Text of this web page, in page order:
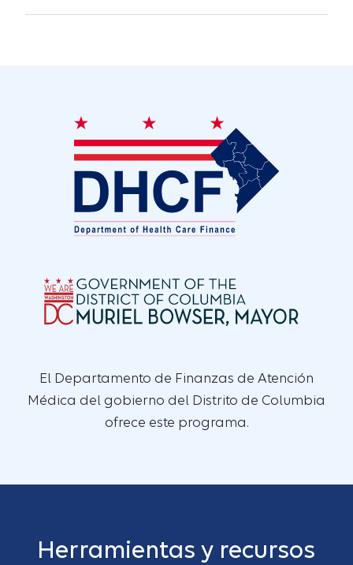
El Departamento de Finanzas de Atención
Médica del gobierno del Distrito de Columbia
ofrece este programa.
Herramientas y recursos